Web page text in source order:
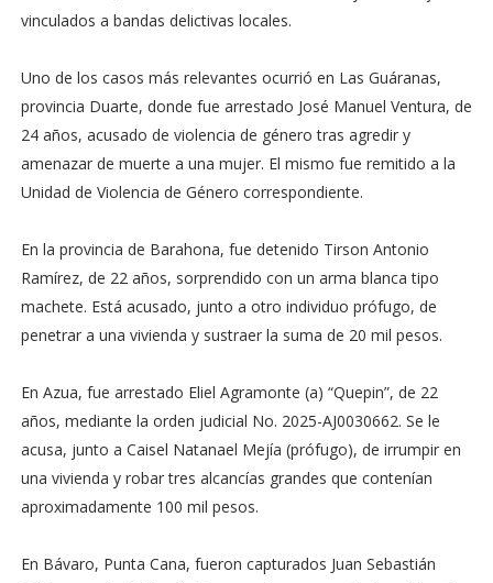
vinculados a bandas delictivas locales.
Uno de los casos más relevantes ocurrió en Las Guáranas,
provincia Duarte, donde fue arrestado José Manuel Ventura, de
24 años, acusado de violencia de género tras agredir y
amenazar de muerte a una mujer. El mismo fue remitido a la
Unidad de Violencia de Género correspondiente.
En la provincia de Barahona, fue detenido Tirson Antonio
Ramírez, de 22 años, sorprendido con un arma blanca tipo
machete. Está acusado, junto a otro individuo prófugo, de
penetrar a una vivienda y sustraer la suma de 20 mil pesos.
En Azua, fue arrestado Eliel Agramonte (a) “Quepin”, de 22
años, mediante la orden judicial No. 2025-AJ0030662. Se le
acusa, junto a Caisel Natanael Mejía (prófugo), de irrumpir en
una vivienda y robar tres alcancías grandes que contenían
aproximadamente 100 mil pesos.
En Bávaro, Punta Cana, fueron capturados Juan Sebastián